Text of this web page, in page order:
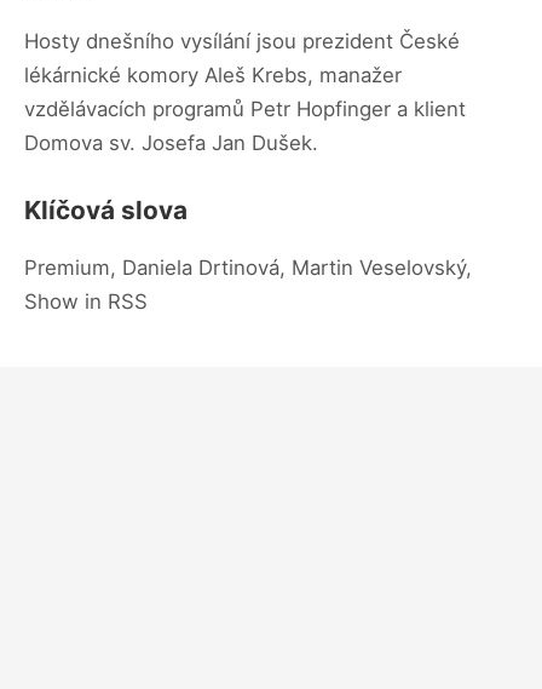
Hosty dnešního vysílání jsou prezident České
lékárnické komory Aleš Krebs, manažer
vzdělávacích programů Petr Hopfinger a klient
Domova sv. Josefa Jan Dušek.
Klíčová slova
Premium, Daniela Drtinová, Martin Veselovský,
Show in RSS